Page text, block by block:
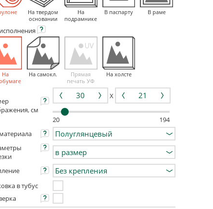
На твердом
основании
На
подрамнике
В паспарту В раме
исполнения
На
На самокл.
Прямая
печать УФ
На холсте
см
X
20
194
в тубус